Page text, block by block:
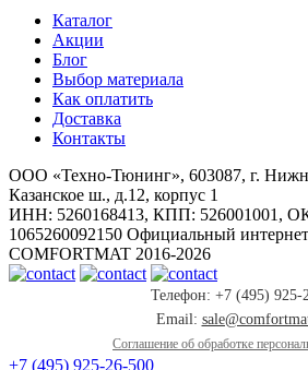
Каталог
Акции
Блог
Выбор материала
Как оплатить
Доставка
Контакты
ООО «Техно-Тюнинг», 603087, г.
Казанское ш., д.12, корпус 1
ИНН: 5260168413, КПП: 526001001,
1065260092150 Официальный
COMFORTMAT 2016-2026
Телефон: +7 (495) 925-
Email:
Соглашение об обработке
+7 (495) 925-26-500